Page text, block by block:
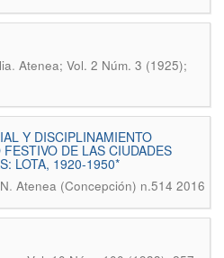
. Atenea; Vol. 2 Núm. 3 (1925);
Y DISCIPLINAMIENTO
DE LAS CIUDADES
LOTA, 1920-1950*
. Atenea (Concepción) n.514 2016